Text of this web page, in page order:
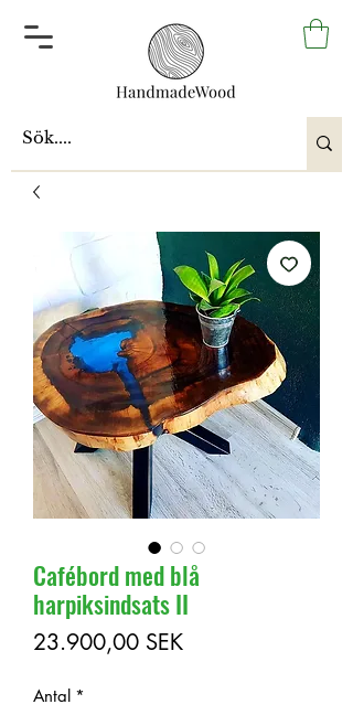
Cafébord med blå
harpiksindsats II
23.900,00 SEKPris
Antal *